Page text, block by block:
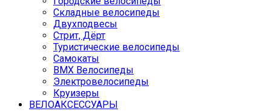
Складные велосипеды
Двухподвесы
Стрит, Дёрт
Туристические велосипеды
Самокаты
BMX Велосипеды
Электровелосипеды
Круизеры
ВЕЛОАКСЕССУАРЫ